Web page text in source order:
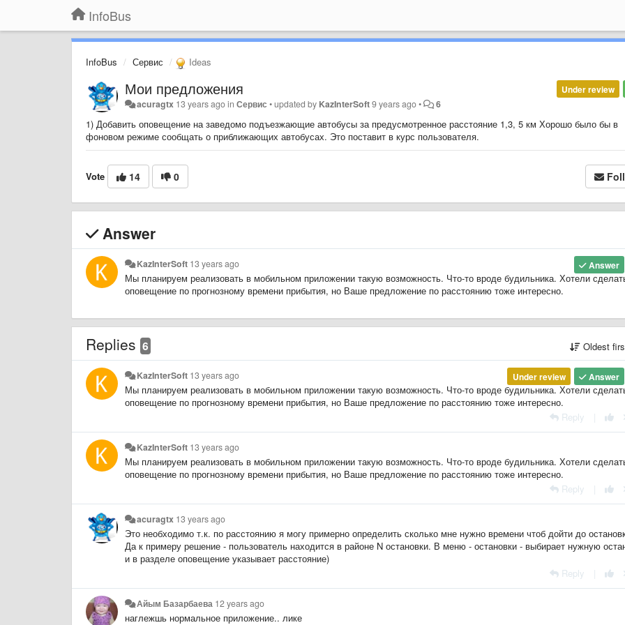
InfoBus
InfoBus Сервис Ideas
Under review
Мои предложения
acuragtx 13 years agoinСервис •updated by KazInterSoft9 years ago• 6
1) Добавить оповещение на заведомо подъезжающие автобусы за предусмотренное расстояние 1,3, 5 км Хорошо было бы в
фоновом режиме сообщать о приближающих автобусах. Это поставит в курс пользователя.
Vote 14 0
Answer
Answer
KazInterSoft 13 years ago
Мы планируем реализовать в мобильном приложении такую возможность. Что-то вроде будильника. Хотели
оповещение по прогнозному времени прибытия, но Ваше предложение по расстоянию тоже интересно.
Replies 6 Oldest
Answer
Under review
KazInterSoft 13 years ago
Мы планируем реализовать в мобильном приложении такую возможность. Что-то вроде будильника. Хотели
оповещение по прогнозному времени прибытия, но Ваше предложение по расстоянию тоже интересно.
Reply
KazInterSoft 13 years ago
Мы планируем реализовать в мобильном приложении такую возможность. Что-то вроде будильника. Хотели
оповещение по прогнозному времени прибытия, но Ваше предложение по расстоянию тоже интересно.
Reply
acuragtx 13 years ago
Это необходимо т.к. по расстоянию я могу примерно определить сколько мне нужно времени чтоб дойти до
Да к примеру решение - пользователь находится в районе N остановки. В меню - остановки - выбирает нужную
и в разделе оповещение указывает расстояние)
Reply
Айым Базарбаева 12 years ago
наглежшь нормальное приложение.. лике